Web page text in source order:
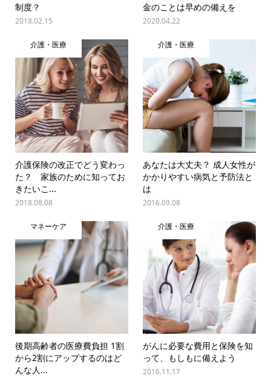
制度？
2018.02.15
金のことは早めの備えを
2020.04.22
介護・医療
介護保険の改正でどう変わっ
た？ 家族のために知ってお
きたいこ...
2018.08.08
介護・医療
あなたは大丈夫？ 成人女性が
かかりやすい病気と予防法と
は
2016.09.08
マネーケア
後期高齢者の医療費負担 1割
から2割にアップするのはど
んな人...
介護・医療
がんに必要な費用と保険を知
って、もしもに備えよう
2016.11.17